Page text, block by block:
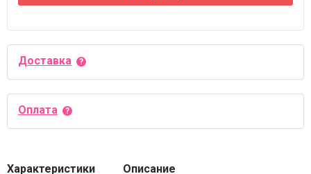
Доставка
Оплата
Характеристики Описание